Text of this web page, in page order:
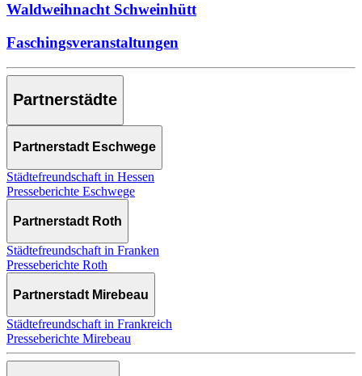
Waldweihnacht Schweinhütt
Faschingsveranstaltungen
Partnerstädte
Partnerstadt Eschwege
Städtefreundschaft in Hessen
Presseberichte Eschwege
Partnerstadt Roth
Städtefreundschaft in Franken
Presseberichte Roth
Partnerstadt Mirebeau
Städtefreundschaft in Frankreich
Presseberichte Mirebeau